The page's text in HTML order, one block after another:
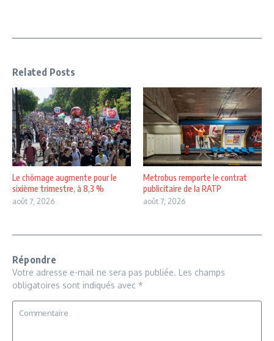
Related Posts
Le chômage augmente pour le
sixième trimestre, à 8,3 %
août 7, 2026
Metrobus remporte le contrat
publicitaire de la RATP
août 7, 2026
Répondre
Votre adresse e-mail ne sera pas publiée. Les champs
obligatoires sont indiqués avec *